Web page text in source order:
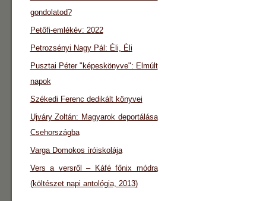
gondolatod?
Petőfi-emlékév: 2022
Petrozsényi Nagy Pál: Éli, Éli
Pusztai Péter "képeskönyve": Elmúlt
napok
Székedi Ferenc dedikált könyvei
Ujváry Zoltán: Magyarok deportálása
Csehországba
Varga Domokos íróiskolája
Vers a versről – Káfé főnix módra
(költészet napi antológia, 2013)